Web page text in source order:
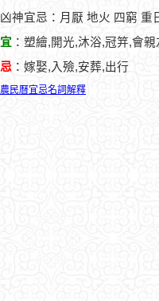
凶神宜忌：月厭 地火 四窮 重
宜 ：塑繪,開光,沐浴,冠笄,會
忌 ：嫁娶,入殮,安葬,出行
農民曆宜忌名詞解釋